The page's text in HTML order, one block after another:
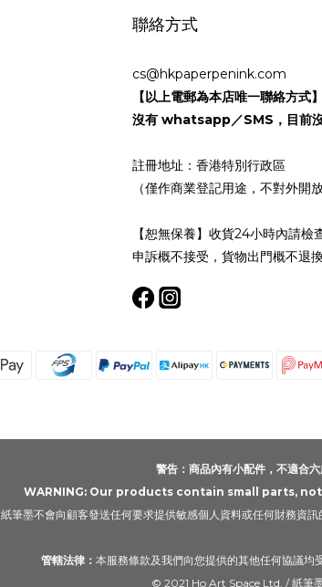
聯絡方式
cs@hkpaperpenink.com
【以上電郵為本店唯一聯絡方式】
沒有 whatsapp／SMS，目前沒
註冊地址：香港特別行政區
（僅作商業登記用途，不對外開放
【恕無保養】收貨24小時內請檢
申訴概不接受，貨物出門概不退換
警告：商品內有小配件，不適合六
WARNING: Our products contain small parts,
紙筆墨不會向顧客發送任何要求提供敏感個人資料或任何財務資
管轄法律： 本服務條款及我們向您提供的其他任何協議均
© 2021 Ho Art Space Ltd. / 紙筆